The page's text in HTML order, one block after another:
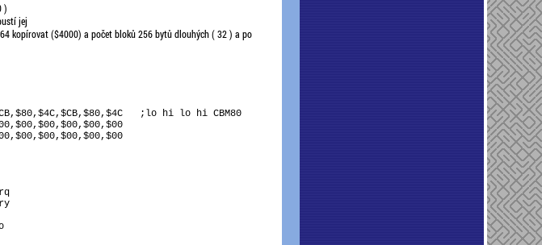
)
jej
kopírovat ($4000) a počet bloků 256 bytů dlouhých ( 32 ) a po
;lo hi lo hi CBM80